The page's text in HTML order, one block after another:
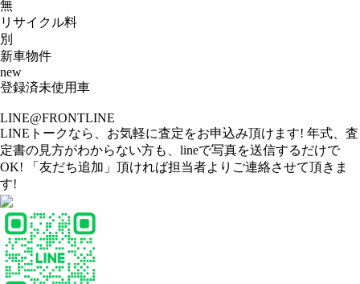
無
リサイクル料
別
新車物件
new
登録済未使用車
LINE@FRONTLINE
LINEトークなら、お気軽に査定をお申込み頂けます! 年式、査
定書の見方がわからない方も、lineで写真を送信するだけで
OK! 「友だち追加」頂ければ担当者よりご連絡させて頂きま
す!